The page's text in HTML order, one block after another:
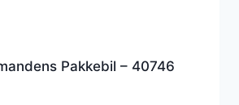
Pakkebil – 40746